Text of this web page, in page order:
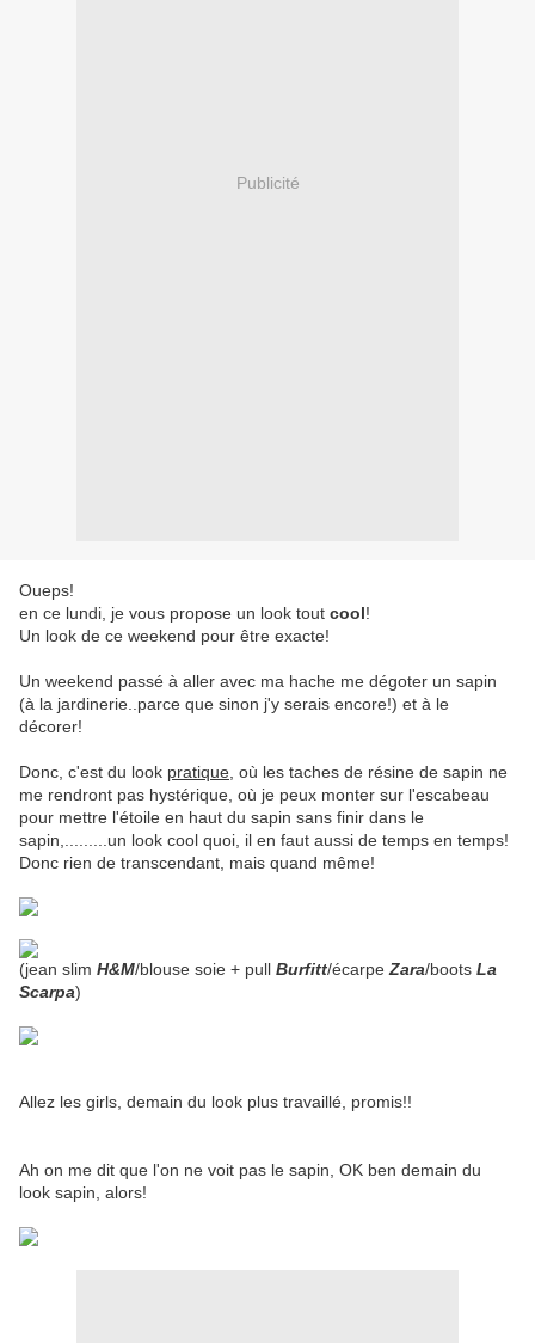
Publicité
Oueps!
en ce lundi, je vous propose un look tout cool!
Un look de ce weekend pour être exacte!
Un weekend passé à aller avec ma hache me dégoter un sapin
(à la jardinerie..parce que sinon j'y serais encore!) et à le
décorer!
Donc, c'est du look pratique , où les taches de résine de sapin ne
me rendront pas hystérique, où je peux monter sur l'escabeau
pour mettre l'étoile en haut du sapin sans finir dans le
sapin,.........un look cool quoi, il en faut aussi de temps en temps!
Donc rien de transcendant, mais quand même!
(jean slim H&M/blouse soie + pull Burfitt/écarpe Zara/boots La
Scarpa)
Allez les girls, demain du look plus travaillé, promis!!
Ah on me dit que l'on ne voit pas le sapin, OK ben demain du
look sapin, alors!